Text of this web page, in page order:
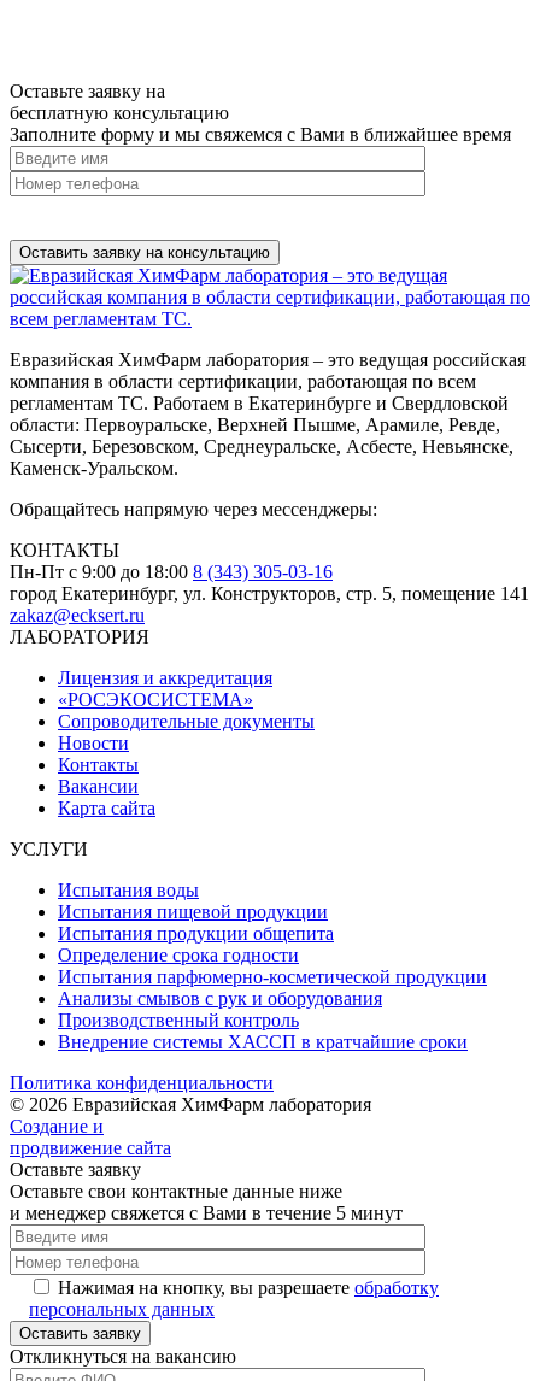
Оставьте заявку на
бесплатную консультацию
Заполните форму и мы свяжемся с Вами в ближайшее время
Евразийская ХимФарм лаборатория – это ведущая российская
компания в области сертификации, работающая по всем
регламентам ТС. Работаем в Екатеринбурге и Свердловской
области: Первоуральске, Верхней Пышме, Арамиле, Ревде,
Сысерти, Березовском, Среднеуральске, Асбесте, Невьянске,
Каменск-Уральском.
Обращайтесь напрямую через мессенджеры:
КОНТАКТЫ
Пн-Пт с 9:00 до 18:00 8 (343) 305-03-16
город Екатеринбург, ул. Конструкторов, стр. 5, помещение 141
zakaz@ecksert.ru
ЛАБОРАТОРИЯ
Лицензия и аккредитация
«РОСЭКОСИСТЕМА»
Сопроводительные документы
Новости
Контакты
Вакансии
Карта сайта
УСЛУГИ
Испытания воды
Испытания пищевой продукции
Испытания продукции общепита
Определение срока годности
Испытания парфюмерно-косметической продукции
Анализы смывов с рук и оборудования
Производственный контроль
Внедрение системы ХАССП в кратчайшие сроки
Политика конфиденциальности
© 2026 Евразийская ХимФарм лаборатория
Создание и
продвижение сайта
Оставьте заявку
Оставьте свои контактные данные ниже
и менеджер свяжется с Вами в течение 5 минут
Нажимая на кнопку, вы разрешаете обработку
персональных данных
Откликнуться на вакансию